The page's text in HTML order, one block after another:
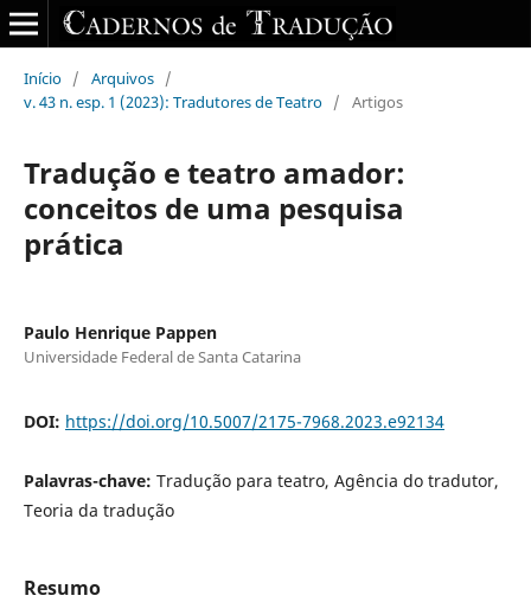
Início / Arquivos /
v. 43 n. esp. 1 (2023): Tradutores de Teatro / Artigos
Tradução e teatro amador:
conceitos de uma pesquisa
prática
Paulo Henrique Pappen
Universidade Federal de Santa Catarina
DOI: https://doi.org/10.5007/2175-7968.2023.e92134
Palavras-chave: Tradução para teatro, Agência do tradutor,
Teoria da tradução
Resumo